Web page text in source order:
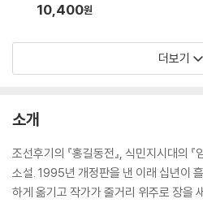
10,400원
더보기
소개
조선후기의 『홍길동전』, 식민지시대의
소설. 1995년 개정판을 낸 이래 십년이
하게 옮기고 작가가 줄거리 위주로 장을